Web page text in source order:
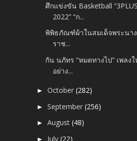
ศึกแข่งขัน Basketball
2022”​ “ก...
พิพิธภัณฑ์ผ้าในสมเด็จพระนา
ราช...
กัน นภัทร “หมดทางไป” เพลง
อย่าง...
►October(282)
►September(256)
►August(48)
► July(22)